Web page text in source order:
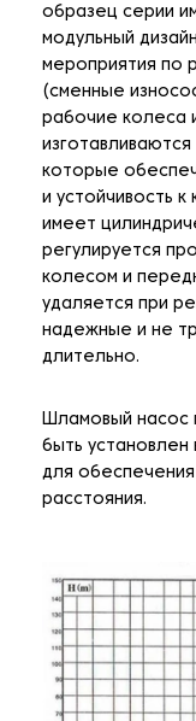
образец серии
модульный
мероприятия по
(сменные
рабочие колеса
которые
и устойчивость
имеет
регулируется
колесом и
удаляется при
надежные и не
длительно.
Шламовый насос
быть установлен
для
расстояния.